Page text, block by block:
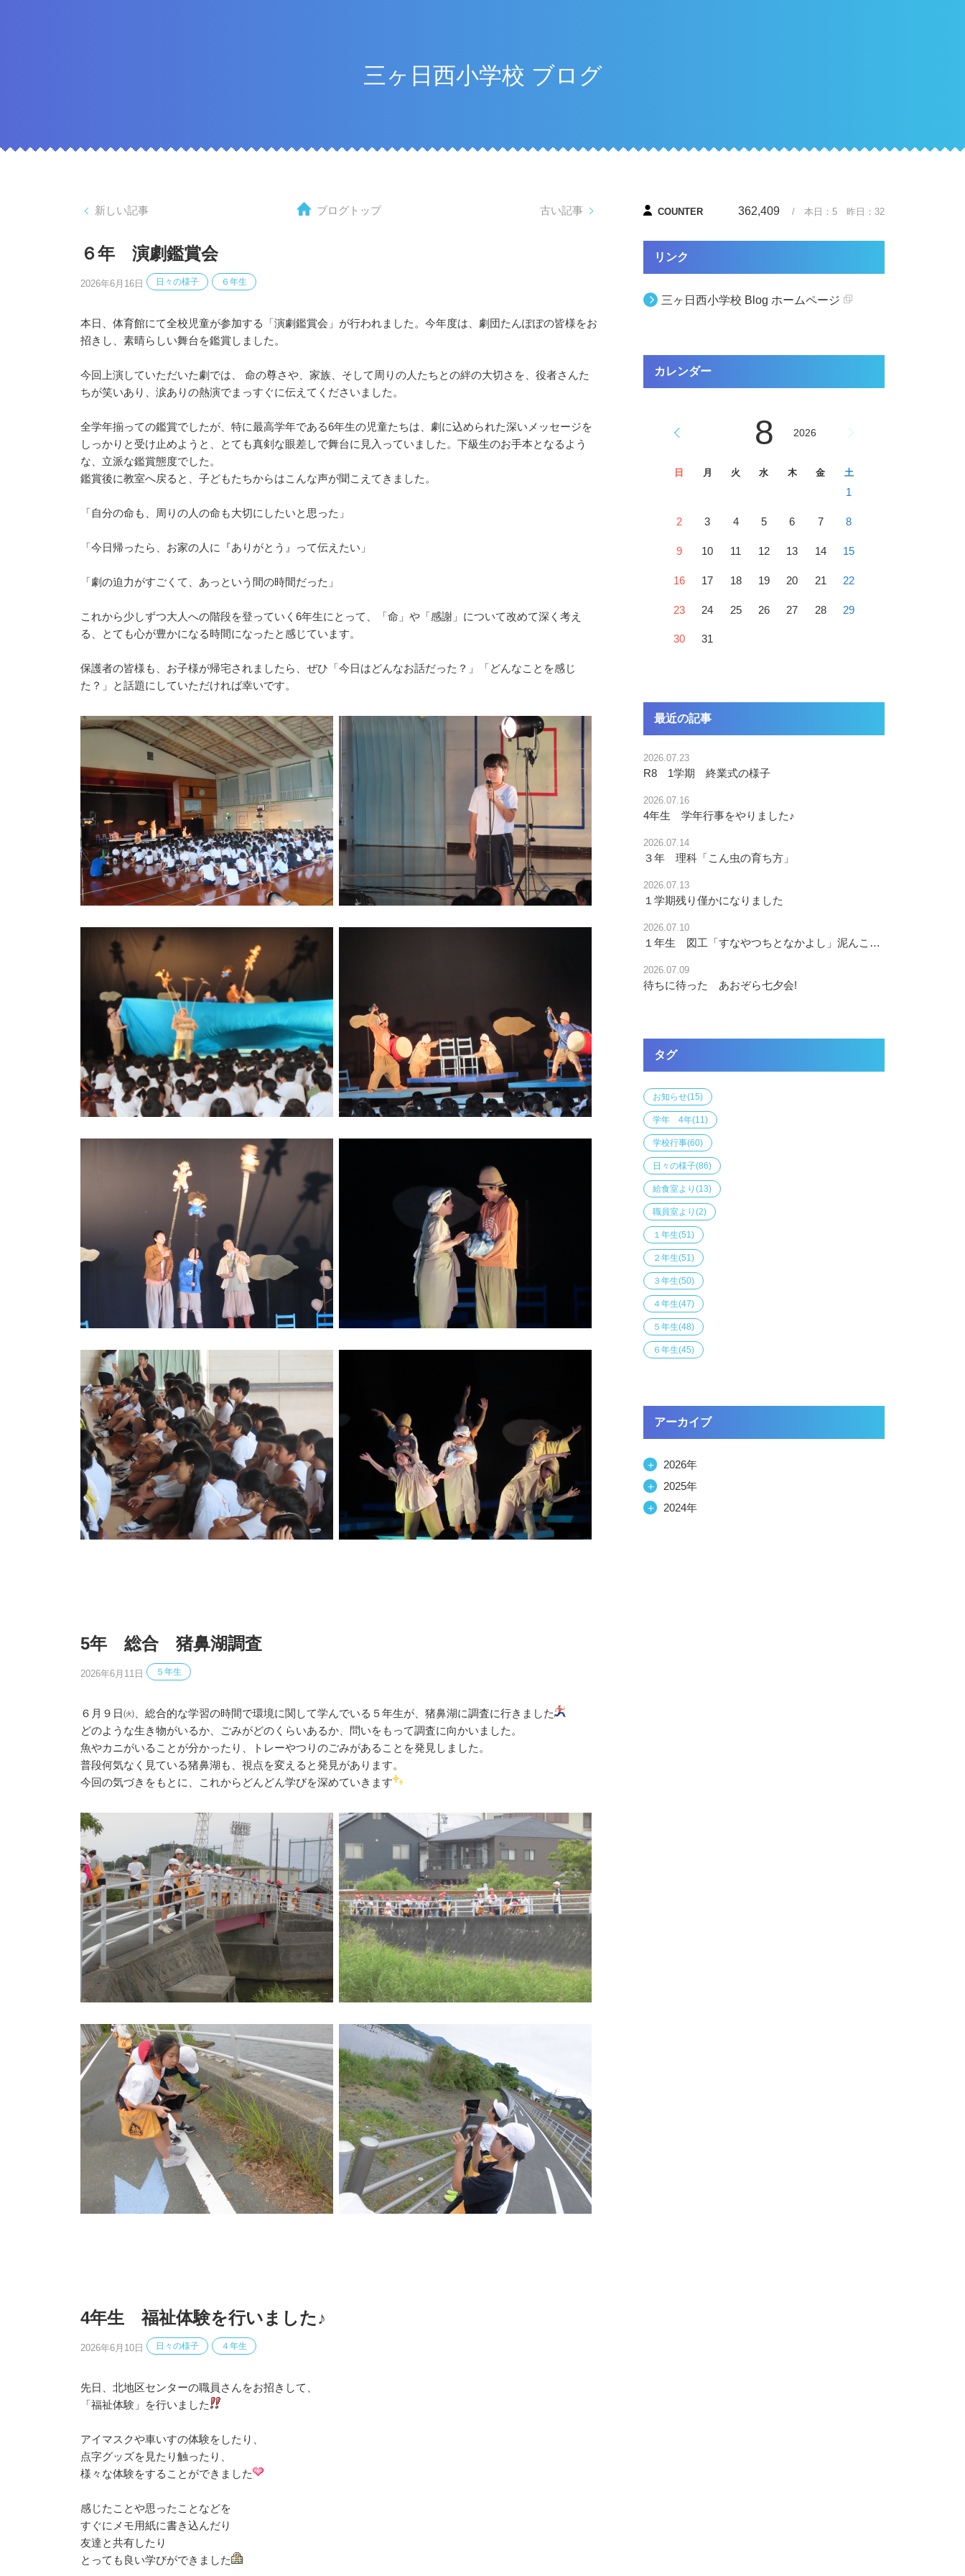
三ヶ日西小学校 ブログ
新しい記事 古い記事
ブログトップ
６年 演劇鑑賞会
2026年6月16日 日々の様子 ６年生
本日、体育館にて全校児童が参加する「演劇鑑賞会」が行われました。今年度は、劇団たんぽぽの皆様をお
招きし、素晴らしい舞台を鑑賞しました。
今回上演していただいた劇では、 命の尊さや、家族、そして周りの人たちとの絆の大切さを、役者さんた
ちが笑いあり、涙ありの熱演でまっすぐに伝えてくださいました。
全学年揃っての鑑賞でしたが、特に最高学年である6年生の児童たちは、劇に込められた深いメッセージを
しっかりと受け止めようと、とても真剣な眼差しで舞台に見入っていました。下級生のお手本となるよう
な、立派な鑑賞態度でした。
鑑賞後に教室へ戻ると、子どもたちからはこんな声が聞こえてきました。
「自分の命も、周りの人の命も大切にしたいと思った」
「今日帰ったら、お家の人に『ありがとう』って伝えたい」
「劇の迫力がすごくて、あっという間の時間だった」
これから少しずつ大人への階段を登っていく6年生にとって、「命」や「感謝」について改めて深く考え
る、とても心が豊かになる時間になったと感じています。
保護者の皆様も、お子様が帰宅されましたら、ぜひ「今日はどんなお話だった？」「どんなことを感じ
た？」と話題にしていただければ幸いです。
5年 総合 猪鼻湖調査
2026年6月11日 ５年生
６月９日㈫、総合的な学習の時間で環境に関して学んでいる５年生が、猪鼻湖に調査に行きました
どのような生き物がいるか、ごみがどのくらいあるか、問いをもって調査に向かいました。
魚やカニがいることが分かったり、トレーやつりのごみがあることを発見しました。
普段何気なく見ている猪鼻湖も、視点を変えると発見があります。
今回の気づきをもとに、これからどんどん学びを深めていきます
4年生 福祉体験を行いました♪
2026年6月10日 日々の様子 ４年生
先日、北地区センターの職員さんをお招きして、
「福祉体験」を行いました
アイマスクや車いすの体験をしたり、
点字グッズを見たり触ったり、
様々な体験をすることができました
感じたことや思ったことなどを
すぐにメモ用紙に書き込んだり
友達と共有したり
とっても良い学びができました
COUNTER 362,409 / 本日： 5 昨日： 32
リンク
三ヶ日西小学校 Blog ホームページ
カレンダー
8 2026
日 月 火 水 木 金 土
1
2 3 4 5 6 7 8
9 10 11 12 13 14 15
16 17 18 19 20 21 22
23 24 25 26 27 28 29
30 31
最近の記事
2026.07.23
R8 1学期 終業式の様子
2026.07.16
4年生 学年行事をやりました♪
2026.07.14
３年 理科「こん虫の育ち方」
2026.07.13
１学期残り僅かになりました
2026.07.10
１年生 図工「すなやつちとなかよし」泥んこ、最高！
2026.07.09
待ちに待った あおぞら七夕会!
タグ
お知らせ(15)
学年 4年(11)
学校行事(60)
日々の様子(86)
給食室より (13)
職員室より (2)
１年生(51)
２年生(51)
３年生(50)
４年生(47)
５年生(48)
６年生(45)
アーカイブ
＋
2026年
＋
2025年
＋
2024年